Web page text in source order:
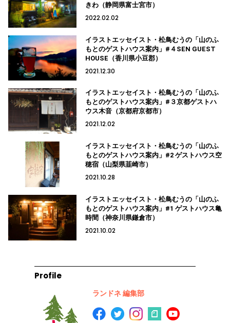
きわ（静岡県富士宮市）
2022.02.02
イラストエッセイスト・松鳥むうの「山のふ
もとのゲストハウス案内」#４SEN GUEST
HOUSE（香川県小豆郡）
2021.12.30
イラストエッセイスト・松鳥むうの「山のふ
もとのゲストハウス案内」#３京都ゲストハ
ウス木音（京都府京都市）
2021.12.02
イラストエッセイスト・松鳥むうの「山のふ
もとのゲストハウス案内」#2 ゲストハウス空
穂宿（山梨県韮崎市）
2021.10.28
イラストエッセイスト・松鳥むうの「山のふ
もとのゲストハウス案内」#1 ゲストハウス亀
時間（神奈川県鎌倉市）
2021.10.02
Profile
ランドネ 編集部